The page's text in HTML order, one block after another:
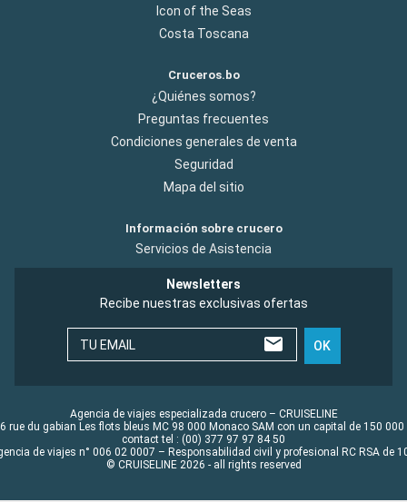
Icon of the Seas
Costa Toscana
Cruceros.bo
¿Quiénes somos?
Preguntas frecuentes
Condiciones generales de venta
Seguridad
Mapa del sitio
Información sobre crucero
Servicios de Asistencia
Newsletters
Recibe nuestras exclusivas ofertas
TU EMAIL OK
Agencia de viajes especializada crucero – CRUISELINE
rue du gabian Les flots bleus MC 98 000 Monaco SAM con un capital de 150 000
contact tel : (00) 377 97 97 84 50
de viajes n° 006 02 0007 – Responsabilidad civil y profesional RC RSA de
© CRUISELINE 2026 - all rights reserved